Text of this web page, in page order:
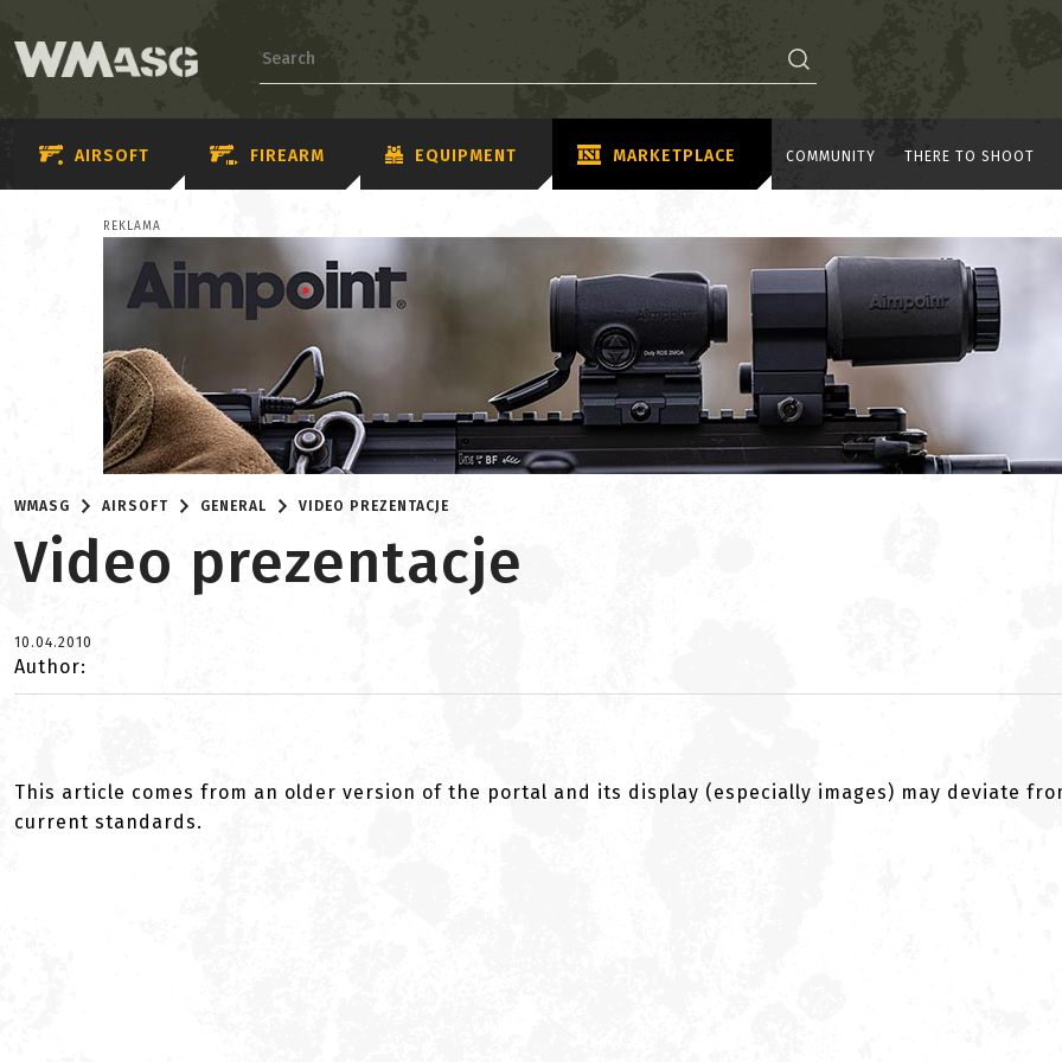
AIRSOFT FIREARM EQUIPMENT MARKETPLACE COMMUNITY THERE TO SHOOT
REKLAMA
WMASG AIRSOFT GENERAL VIDEO PREZENTACJE
Video prezentacje
10.04.2010
Author:
This article comes from an older version of the portal and its display (especially images) may deviate
current standards.